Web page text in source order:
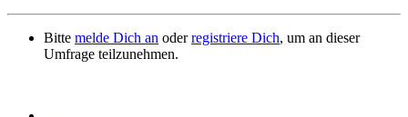
Bitte melde Dich an oderregistriere Dich, um an dieser
Umfrage teilzunehmen.